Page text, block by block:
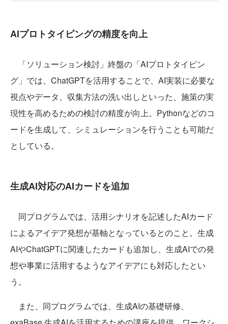
AIプロトタイピングの精度を向上
「ソリューション検討」終盤の「AIプロトタイピン
グ」では、ChatGPTを活用することで、AI実装に必要な
視点やデータ、収集方法の洗い出しといった、施策の実
現性を高めるための検討の精度が向上。Pythonなどのコ
ードを生成して、シミュレーションを行うことも可能だ
としている。
生成AI対応のAIカードを追加
同プログラムでは、活用シナリオを記述したAIカード
によるアイデア発想が基軸となっているとのこと。生成
AIやChatGPTに関連したカードも追加し、生成AIでの発
想や事業に活用するようなアイデアにも対応したとい
う。
また、同プログラムでは、生成AIの基礎研修、